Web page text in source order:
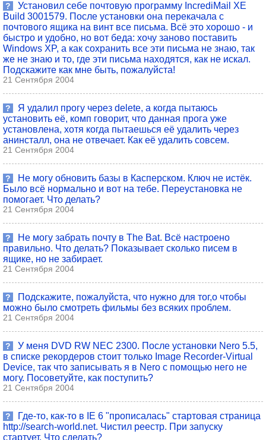
?
Установил себе почтовую программу IncrediMail XE
Build 3001579. После установки она перекачала с
почтового ящика на винт все письма. Всё это хорошо - и
быстро и удобно, но вот беда: хочу заново поставить
Windows XP, а как сохранить все эти письма не знаю, так
же не знаю и то, где эти письма находятся, как не искал.
Подскажите как мне быть, пожалуйста!
21 Сентября 2004
?
Я удалил прогу через delete, а когда пытаюсь
установить её, комп говорит, что данная прога уже
установлена, хотя когда пытаешься её удалить через
анинсталл, она не отвечает. Как её удалить совсем.
21 Сентября 2004
?
Не могу обновить базы в Касперском. Ключ не истёк.
Было всё нормально и вот на тебе. Переустановка не
помогает. Что делать?
21 Сентября 2004
?
Не могу забрать почту в The Bat. Всё настроено
правильно. Что делать? Показывает сколько писем в
ящике, но не забирает.
21 Сентября 2004
?
Подскажите, пожалуйста, что нужно для тог,о чтобы
можно было смотреть фильмы без всяких проблем.
21 Сентября 2004
?
У меня DVD RW NEC 2300. После установки Nero 5.5,
в списке рекордеров стоит только Image Recorder-Virtual
Device, так что записывать я в Nero с помощью него не
могу. Посоветуйте, как поступить?
21 Сентября 2004
?
Где-то, как-то в IE 6 "прописалась" стартовая страница
http://search-world.net. Чистил реестр. При запуску
стартует. Что сделать?